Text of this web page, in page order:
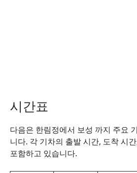
시간표
다음은 한림정에서 보성 까지 주요
니다. 각 기차의 출발 시간, 도착 시
포함하고 있습니다.